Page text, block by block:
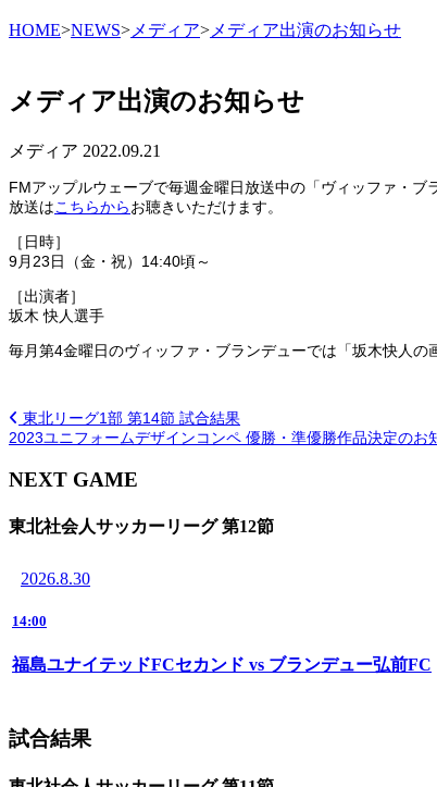
HOME>NEWS> メディア> メディア出演のお知らせ
メディア出演のお知らせ
メディア 2022.09.21
FMアップルウェーブで毎週金曜日放送中の「ヴィッファ・ブ
放送はこちらからお聴きいただけます。
［日時］
9月23日（金・祝） 14:40頃～
［出演者］
坂木 快人選手
毎月第4金曜日のヴィッファ・ ブランデューでは「坂木快人の
東北リーグ1部 第14節 試合結果
2023ユニフォームデザインコンペ 優勝・準優勝作品決定のお
NEXT GAME
東北社会人サッカーリーグ 第12節
2026.8.30
14:00
福島ユナイテッドFCセカンド vs ブランデュー弘前FC
試合結果